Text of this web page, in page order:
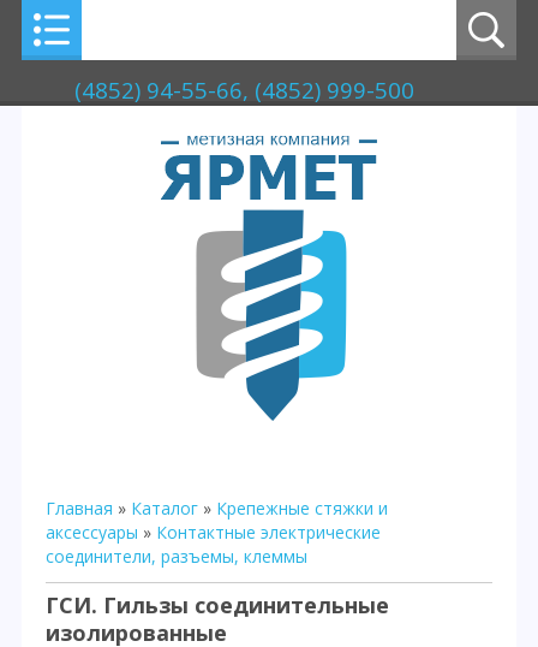
(4852) 94-55-66, (4852) 999-500
Главная » Каталог » Крепежные стяжки и
аксессуары » Контактные электрические
соединители, разъемы, клеммы
ГСИ. Гильзы соединительные
изолированные